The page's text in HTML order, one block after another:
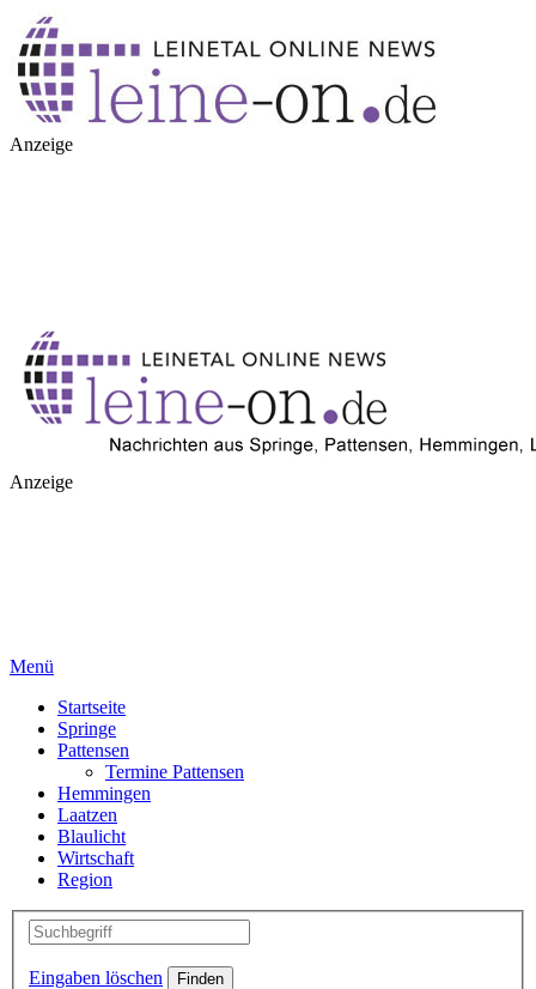
Anzeige
Anzeige
Menü
Startseite
Springe
Pattensen
Termine Pattensen
Hemmingen
Laatzen
Blaulicht
Wirtschaft
Region
Eingaben löschen